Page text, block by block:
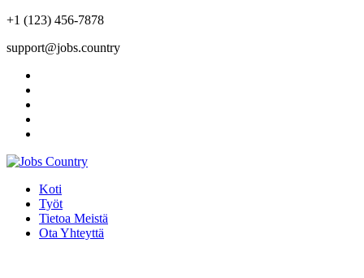
+1 (123) 456-7878
support@jobs.country
Koti
Työt
Tietoa Meistä
Ota Yhteyttä